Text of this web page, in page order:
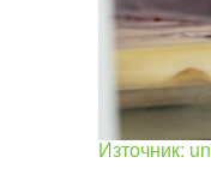
Източник: